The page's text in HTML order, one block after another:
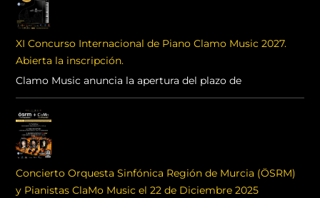
XI Concurso Internacional de Piano Clamo Music 2027.
Abierta la inscripción.
Clamo Music anuncia la apertura del plazo de
Concierto Orquesta Sinfónica Región de Murcia (ÖSRM)
y Pianistas ClaMo Music el 22 de Diciembre 2025